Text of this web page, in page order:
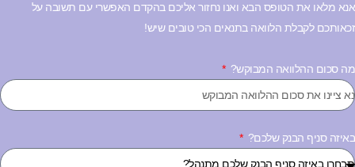
מלאו את הטופס הבא ואנו נחזור אליכם בהקדם האפשרי עם תשובה על
לקבלת הלוואה בתנאים הכי טובים שיש!
סכום ההלוואה המבוקש?
סניף הבנק שלכם?